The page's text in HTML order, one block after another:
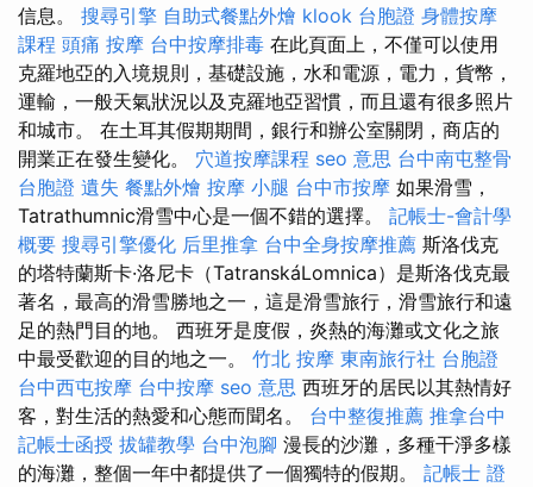
信息。 搜尋引擎 自助式餐點外燴 klook 台胞證 身體按摩
課程 頭痛 按摩 台中按摩排毒 在此頁面上，不僅可以使用
克羅地亞的入境規則，基礎設施，水和電源，電力，貨幣，
運輸，一般天氣狀況以及克羅地亞習慣，而且還有很多照片
和城市。 在土耳其假期期間，銀行和辦公室關閉，商店的
開業正在發生變化。 穴道按摩課程 seo 意思 台中南屯整骨
台胞證 遺失 餐點外燴 按摩 小腿 台中市按摩 如果滑雪，
Tatrathumnic滑雪中心是一個不錯的選擇。 記帳士-會計學
概要 搜尋引擎優化 后里推拿 台中全身按摩推薦 斯洛伐克
的塔特蘭斯卡·洛尼卡（TatranskáLomnica）是斯洛伐克最
著名，最高的滑雪勝地之一，這是滑雪旅行，滑雪旅行和遠
足的熱門目的地。 西班牙是度假，炎熱的海灘或文化之旅
中最受歡迎的目的地之一。 竹北 按摩 東南旅行社 台胞證
台中西屯按摩 台中按摩 seo 意思 西班牙的居民以其熱情好
客，對生活的熱愛和心態而聞名。 台中整復推薦 推拿台中
記帳士函授 拔罐教學 台中泡腳 漫長的沙灘，多種干淨多樣
的海灘，整個一年中都提供了一個獨特的假期。 記帳士 證